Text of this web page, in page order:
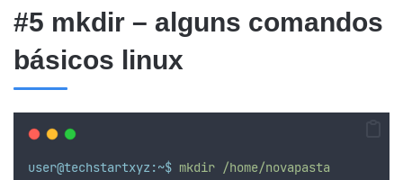
#5 mkdir – alguns comandos
básicos linux
user@techstartxyz:~$ mkdir /home/novapasta